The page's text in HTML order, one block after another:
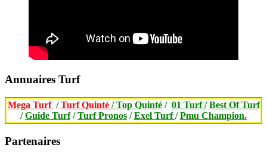
Annuaires Turf
Mega Turf /Turf Quinté /Top Quinté/ 01 Turf / Best Of Turf
/Guide Turf/Turf Pronos /Exel Turf/Pmu Champion.
Partenaires